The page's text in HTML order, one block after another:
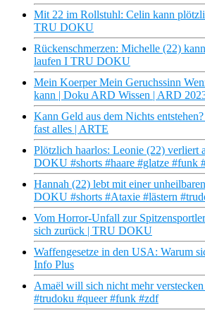
Mit 22 im Rollstuhl: Celin kann
TRU DOKU
Rückenschmerzen: Michelle (22)
laufen I TRU DOKU
Mein Koerper Mein Geruchssinn
kann | Doku ARD Wissen | ARD
Kann Geld aus dem Nichts
fast alles | ARTE
Plötzlich haarlos: Leonie (22) verliert
DOKU #shorts #haare #glatze #funk
Hannah (22) lebt mit einer
DOKU #shorts #Ataxie #lästern
Vom Horror-Unfall zur
sich zurück | TRU DOKU
Waffengesetze in den USA: Warum
Info Plus
Amaël will sich nicht mehr
#trudoku #queer #funk #zdf